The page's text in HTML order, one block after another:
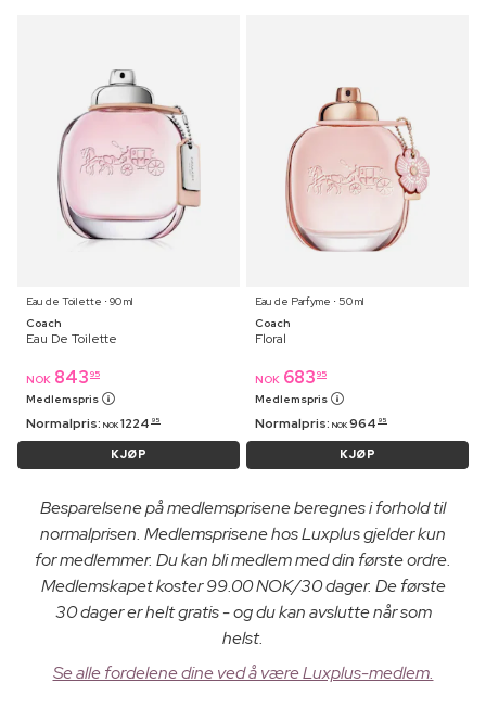
Eau de Toilette ⋅ 90 ml
Coach
Eau De Toilette
NOK 843 95
Medlemspris
Normalpris: NOK 1224 95
KJØP
Eau de Parfyme ⋅ 50 ml
Coach
Floral
NOK 683 95
Medlemspris
Normalpris: NOK 964 95
KJØP
Besparelsene på medlemsprisene beregnes i forhold til
normalprisen. Medlemsprisene hos Luxplus gjelder kun
for medlemmer. Du kan bli medlem med din første ordre.
Medlemskapet koster 99.00 NOK/30 dager. De første
30 dager er helt gratis - og du kan avslutte når som
helst.
Se alle fordelene dine ved å være Luxplus-medlem.